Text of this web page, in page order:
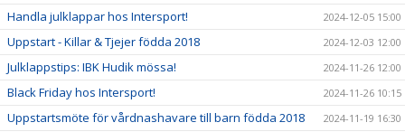
Handla julklappar hos Intersport! 2024-12-05 15:00
Uppstart - Killar & Tjejer födda 2018 2024-12-03 12:00
Julklappstips: IBK Hudik mössa! 2024-11-26 12:00
Black Friday hos Intersport! 2024-11-26 10:15
Uppstartsmöte för vårdnashavare till barn födda 2018 2024-11-19 16:30